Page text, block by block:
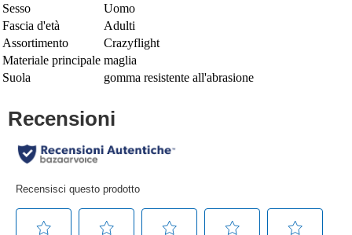
Sesso
Uomo
Fascia d'età
Adulti
Assortimento
Crazyflight
Materiale principale maglia
Suola
gomma resistente all'abrasione